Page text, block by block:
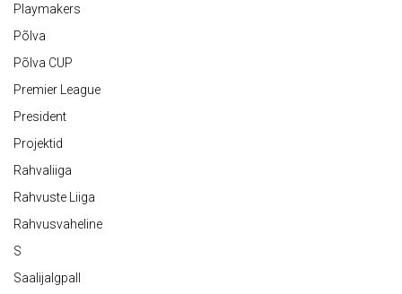
Playmakers
Põlva
Põlva CUP
Premier League
President
Projektid
Rahvaliiga
Rahvuste Liiga
Rahvusvaheline
S
Saalijalgpall